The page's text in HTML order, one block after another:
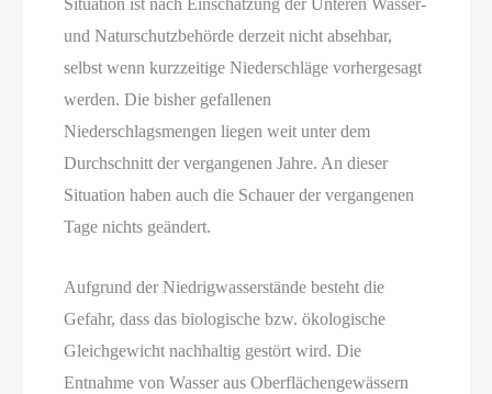
Situation ist nach Einschätzung der Unteren Wasser-
und Naturschutzbehörde derzeit nicht absehbar,
selbst wenn kurzzeitige Niederschläge vorhergesagt
werden. Die bisher gefallenen
Niederschlagsmengen liegen weit unter dem
Durchschnitt der vergangenen Jahre. An dieser
Situation haben auch die Schauer der vergangenen
Tage nichts geändert.
Aufgrund der Niedrigwasserstände besteht die
Gefahr, dass das biologische bzw. ökologische
Gleichgewicht nachhaltig gestört wird. Die
Entnahme von Wasser aus Oberflächengewässern